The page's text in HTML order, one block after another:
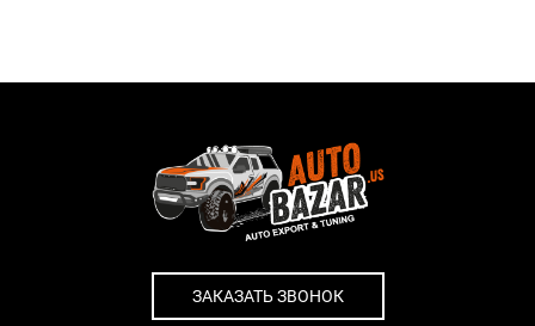
ЗАКАЗАТЬ ЗВОНОК